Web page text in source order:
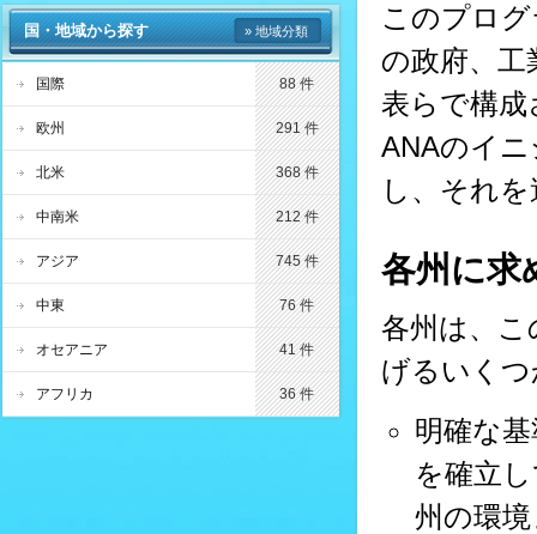
このプロ
の政府、工
表らで構成
ANAのイ
し、それ
各州に求
各州は、
げるいく
明確な
を確立
州の環
国・地域から探す » 地域分類
国際 88 件
欧州 291 件
北米 368 件
中南米 212 件
アジア 745 件
中東 76 件
オセアニア 41 件
アフリカ 36 件